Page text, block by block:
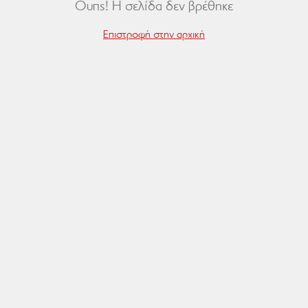
Ουπς! Η σελίδα δεν βρέθηκε
Επιστροφή στην αρχική